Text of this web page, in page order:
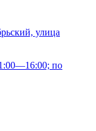
улица
по